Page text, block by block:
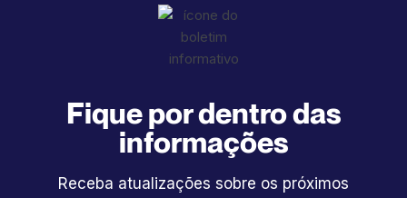
‍Fique por dentro das
informações
Receba atualizações sobre os próximos